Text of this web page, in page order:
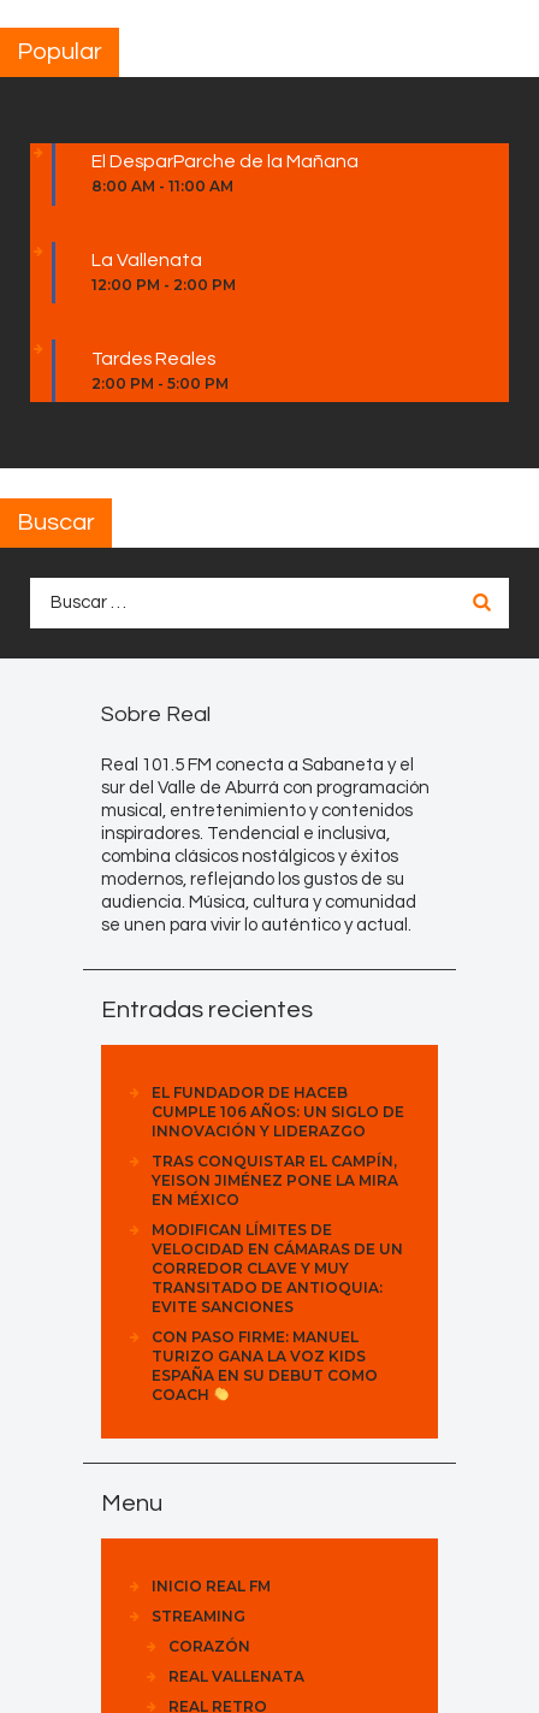
Popular
El DesparParche de la Mañana
8:00 AM - 11:00 AM
La Vallenata
12:00 PM - 2:00 PM
Tardes Reales
2:00 PM - 5:00 PM
Buscar
Sobre Real
Real 101.5 FM conecta a Sabaneta y el
sur del Valle de Aburrá con programación
musical, entretenimiento y contenidos
inspiradores. Tendencial e inclusiva,
combina clásicos nostálgicos y éxitos
modernos, reflejando los gustos de su
audiencia. Música, cultura y comunidad
se unen para vivir lo auténtico y actual.
Entradas recientes
EL FUNDADOR DE HACEB
CUMPLE 106 AÑOS: UN SIGLO DE
INNOVACIÓN Y LIDERAZGO
TRAS CONQUISTAR EL CAMPÍN,
YEISON JIMÉNEZ PONE LA MIRA
EN MÉXICO
MODIFICAN LÍMITES DE
VELOCIDAD EN CÁMARAS DE UN
CORREDOR CLAVE Y MUY
TRANSITADO DE ANTIOQUIA:
EVITE SANCIONES
CON PASO FIRME: MANUEL
TURIZO GANA LA VOZ KIDS
ESPAÑA EN SU DEBUT COMO
COACH
Menu
INICIO REAL FM
STREAMING
CORAZÓN
REAL VALLENATA
REAL RETRO